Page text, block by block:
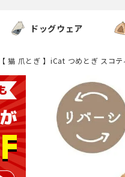
ドッグウェア
【 猫 爪とぎ 】iCat つめとぎ スコテ